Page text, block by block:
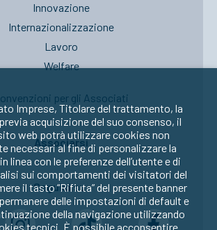
Innovazione
Internazionalizzazione
Lavoro
Welfare
per gli Associati
Associarsi
Seguici su:
Imprese, Titolare del trattamento, la
acquisizione del suo consenso, il
web potrà utilizzare cookies non
necessari al fine di personalizzare la
linea con le preferenze dell’utente e di
sui comportamenti dei visitatori del
il tasto “Rifiuta” del presente banner
delle impostazioni di default e
della navigazione utilizzando
tecnici. È possibile acconsentire